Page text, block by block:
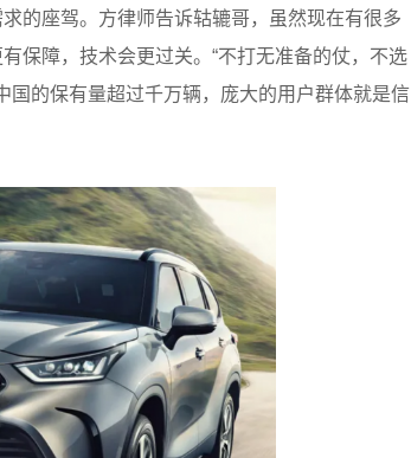
的座驾。方律师告诉轱辘哥，虽然现在有很多
保障，技术会更过关。“不打无准备的仗，不选
国的保有量超过千万辆，庞大的用户群体就是信